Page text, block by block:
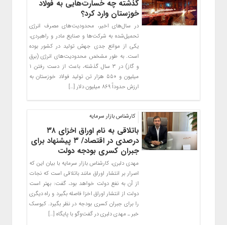
گذشته چه خسارت‌هایی به فولاد
خوزستان وارد کرد؟
در سال‌های اخیر، محدودیت‌های مصرف انرژی
تحمیل‌شده به شرکت‌ها و صنایع مادر و راهبردی،
یکی از موانع جدی جهش تولید در کشور بوده
است. به طور مشخص محدودیت‌های انرژی (برق
و گاز) در ۳ سال گذشته، باعث از دست رفتن ۱
میلیون و ۵۵۰ هزار تن تولید فولاد خوزستان به
ارزش حدوداً ۸۶۹ میلیون دلار […]
کارشناس بازار سرمایه
باتلاقی به نام اوراق اخزای ۳۸
درصدی در اقتصاد/ ۳ پیشنهاد برای
جبران کسری بودجه دولت
مهدی دلبری، کارشناس بازار سرمایه با بیان این که
اصرار بر انتشار اوراق مانند باتلاقی است که نجات
از آن به نفع دولت خواهد بود، گفت: بهتر است
دولت از انتشار اوراق اخزا فاصله بگیرد و راه دیگری
را برای جبران کسری بودجه در نظر بگیرد. کیوسک
خبر ـ مهدی دلبری در گفت‌وگو با پایگاه […]